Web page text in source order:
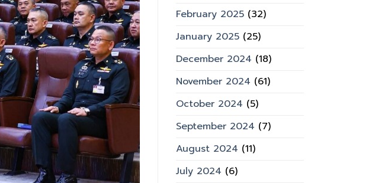
February 2025(32)
January 2025(25)
December 2024 (18)
November 2024 (61)
October 2024 (5)
September 2024 (7)
August 2024 (11)
July 2024 (6)